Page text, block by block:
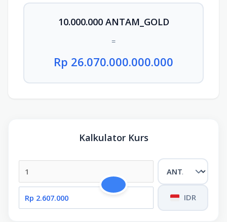
10.000.000 ANTAM_GOLD
=
Rp 26.070.000.000.000
Kalkulator Kurs
IDR